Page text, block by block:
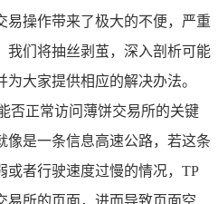
易操作带来了极大的不便，严重
我们将抽丝剥茧，深入剖析可能
大家提供相应的解决办法。
否正常访问薄饼交易所的关键
像是一条信息高速公路，若这条
或者行驶速度过慢的情况，TP
易所的页面，进而导致页面空